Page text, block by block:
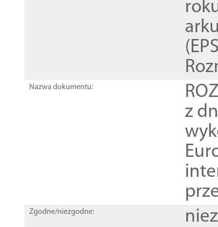
Nazwa dokumentu:
z
Zgodne/niezgodne: